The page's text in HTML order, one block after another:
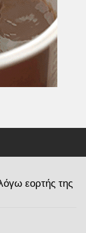
εορτής της